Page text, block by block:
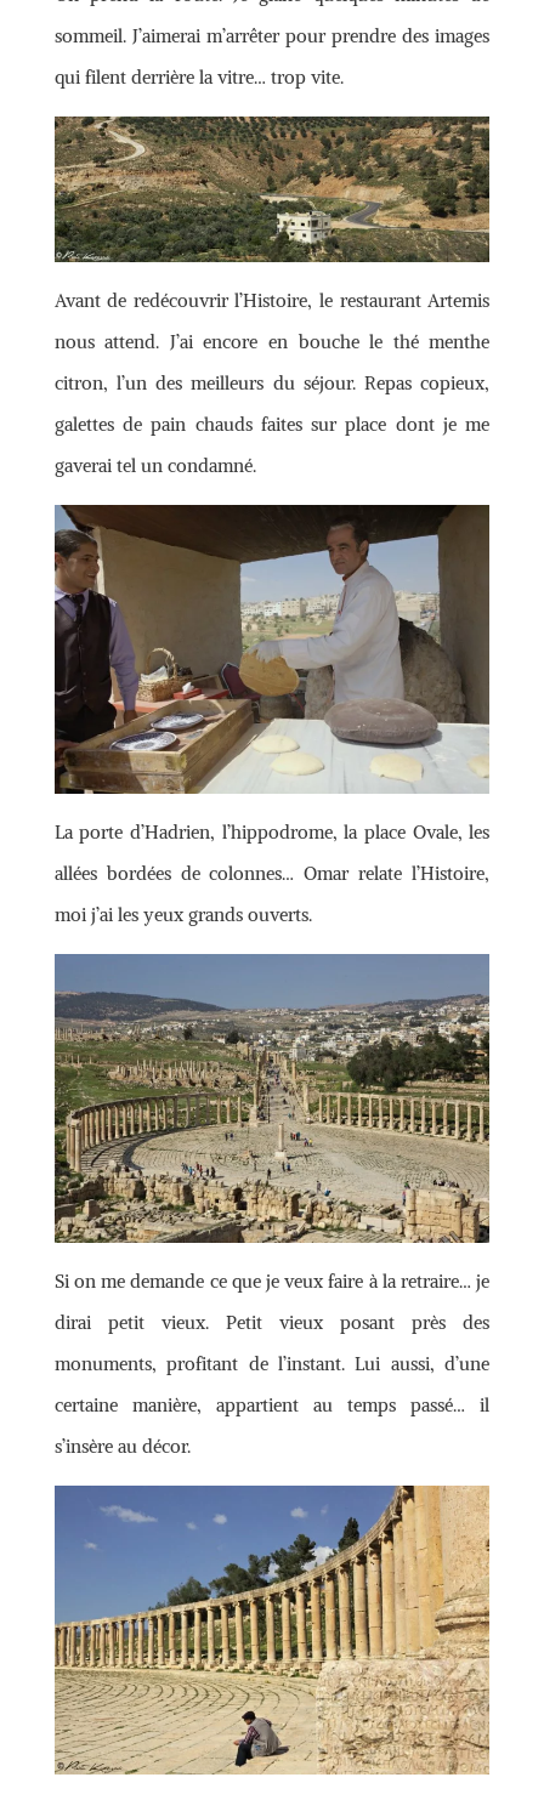
sommeil. J’aimerai m’arrêter pour prendre des images
qui filent derrière la vitre… trop vite.
Avant de redécouvrir l’Histoire, le restaurant Artemis
nous attend. J’ai encore en bouche le thé menthe
citron, l’un des meilleurs du séjour. Repas copieux,
galettes de pain chauds faites sur place dont je me
gaverai tel un condamné.
La porte d’Hadrien, l’hippodrome, la place Ovale, les
allées bordées de colonnes… Omar relate l’Histoire,
moi j’ai les yeux grands ouverts.
Si on me demande ce que je veux faire à la retraire… je
dirai petit vieux. Petit vieux posant près des
monuments, profitant de l’instant. Lui aussi, d’une
certaine manière, appartient au temps passé… il
s’insère au décor.